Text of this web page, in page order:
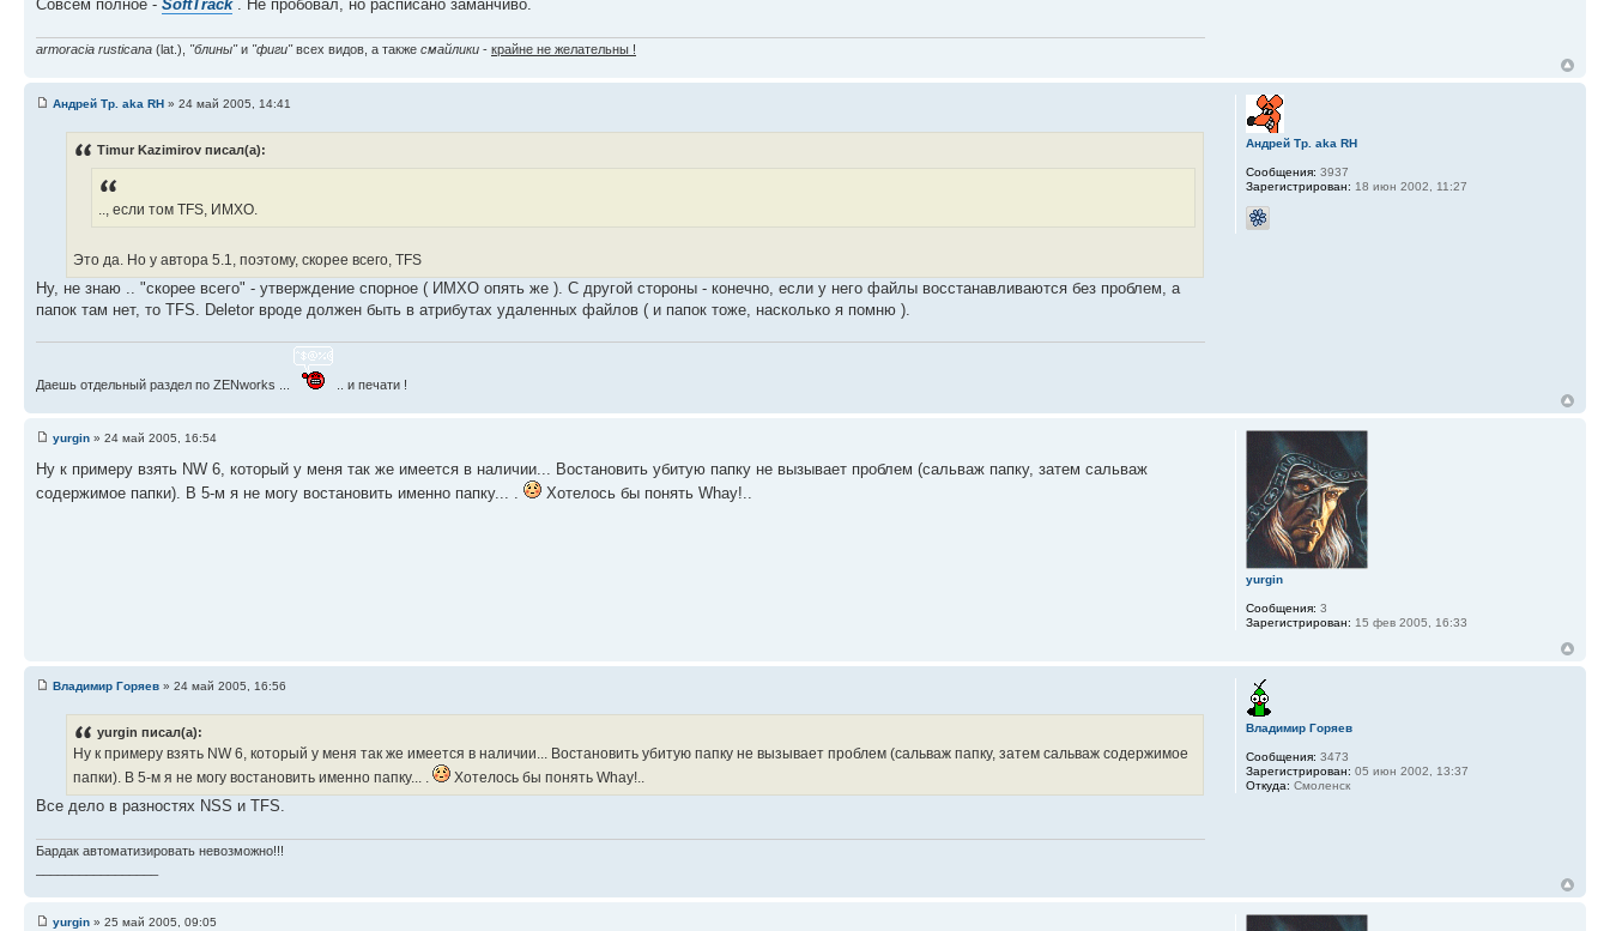
Совсем полное - SoftTrack. Не пробовал, но расписано заманчиво.
armoracia rusticana (lat.), "блины"и "фиги"всех видов, а также смайлики - крайне не желательны !
Андрей Тр. aka RH » 24 май 2005, 14:41
Timur Kazimirov писал(а):
.., если том TFS, ИМХО.
Это да. Но у автора 5.1, поэтому, скорее всего, TFS
Ну, не знаю .. "скорее всего" - утверждение спорное ( ИМХО опять же ). С другой стороны - конечно, если у него файлы восстанавливаются без проблем, а
папок там нет, то TFS. Deletor вроде должен быть в атрибутах удаленных файлов ( и папок тоже, насколько я помню ).
Даешь отдельный раздел по ZENworks ... .. и печати !
Андрей Тр. aka RH
Сообщения: 3937
Зарегистрирован: 18 июн 2002, 11:27
yurgin » 24 май 2005, 16:54
Ну к примеру взять NW 6, который у меня так же имеется в наличии... Востановить убитую папку не вызывает проблем (сальваж папку, затем сальваж
содержимое папки). В 5-м я не могу востановить именно папку... .
Хотелось бы понять Whay!..
yurgin
Сообщения: 3
Зарегистрирован: 15 фев 2005, 16:33
Владимир Горяев » 24 май 2005, 16:56
yurgin писал(а):
Ну к примеру взять NW 6, который у меня так же имеется в наличии... Востановить убитую папку не вызывает проблем (сальваж папку, затем сальваж содержимое
папки). В 5-м я не могу востановить именно папку... .
Хотелось бы понять Whay!..
Все дело в разностях NSS и TFS.
Бардак автоматизировать невозможно!!!
Владимир Горяев
Сообщения: 3473
Зарегистрирован: 05 июн 2002, 13:37
Откуда: Смоленск
yurgin » 25 май 2005, 09:05